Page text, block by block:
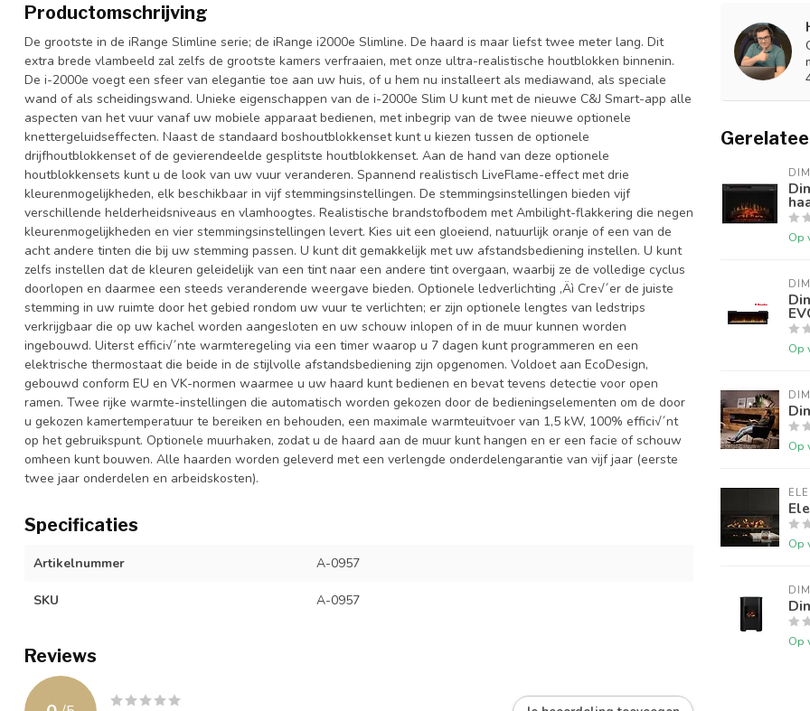
Productomschrijving
De grootste in de iRange Slimline serie; de iRange i2000e Slimline. De haard is maar liefst twee meter lang. Dit
extra brede vlambeeld zal zelfs de grootste kamers verfraaien, met onze ultra-realistische houtblokken binnenin.
De i-2000e voegt een sfeer van elegantie toe aan uw huis, of u hem nu installeert als mediawand, als speciale
wand of als scheidingswand. Unieke eigenschappen van de i-2000e Slim U kunt met de nieuwe C&J Smart-app alle
aspecten van het vuur vanaf uw mobiele apparaat bedienen, met inbegrip van de twee nieuwe optionele
knettergeluidseffecten. Naast de standaard boshoutblokkenset kunt u kiezen tussen de optionele
drijfhoutblokkenset of de gevierendeelde gesplitste houtblokkenset. Aan de hand van deze optionele
houtblokkensets kunt u de look van uw vuur veranderen. Spannend realistisch LiveFlame-effect met drie
kleurenmogelijkheden, elk beschikbaar in vijf stemmingsinstellingen. De stemmingsinstellingen bieden vijf
verschillende helderheidsniveaus en vlamhoogtes. Realistische brandstofbodem met Ambilight-flakkering die negen
kleurenmogelijkheden en vier stemmingsinstellingen levert. Kies uit een gloeiend, natuurlijk oranje of een van de
acht andere tinten die bij uw stemming passen. U kunt dit gemakkelijk met uw afstandsbediening instellen. U kunt
zelfs instellen dat de kleuren geleidelijk van een tint naar een andere tint overgaan, waarbij ze de volledige cyclus
doorlopen en daarmee een steeds veranderende weergave bieden. Optionele ledverlichting ‚Äì Cre√´er de juiste
stemming in uw ruimte door het gebied rondom uw vuur te verlichten; er zijn optionele lengtes van ledstrips
verkrijgbaar die op uw kachel worden aangesloten en uw schouw inlopen of in de muur kunnen worden
ingebouwd. Uiterst effici√´nte warmteregeling via een timer waarop u 7 dagen kunt programmeren en een
elektrische thermostaat die beide in de stijlvolle afstandsbediening zijn opgenomen. Voldoet aan EcoDesign,
gebouwd conform EU en VK-normen waarmee u uw haard kunt bedienen en bevat tevens detectie voor open
ramen. Twee rijke warmte-instellingen die automatisch worden gekozen door de bedieningselementen om de door
u gekozen kamertemperatuur te bereiken en behouden, een maximale warmteuitvoer van 1,5 kW, 100% effici√´nt
op het gebruikspunt. Optionele muurhaken, zodat u de haard aan de muur kunt hangen en er een facie of schouw
omheen kunt bouwen. Alle haarden worden geleverd met een verlengde onderdelengarantie van vijf jaar (eerste
twee jaar onderdelen en arbeidskosten).
Specificaties
Artikelnummer A-0957
SKU A-0957
Reviews
Op
Op
Op
Op
Op